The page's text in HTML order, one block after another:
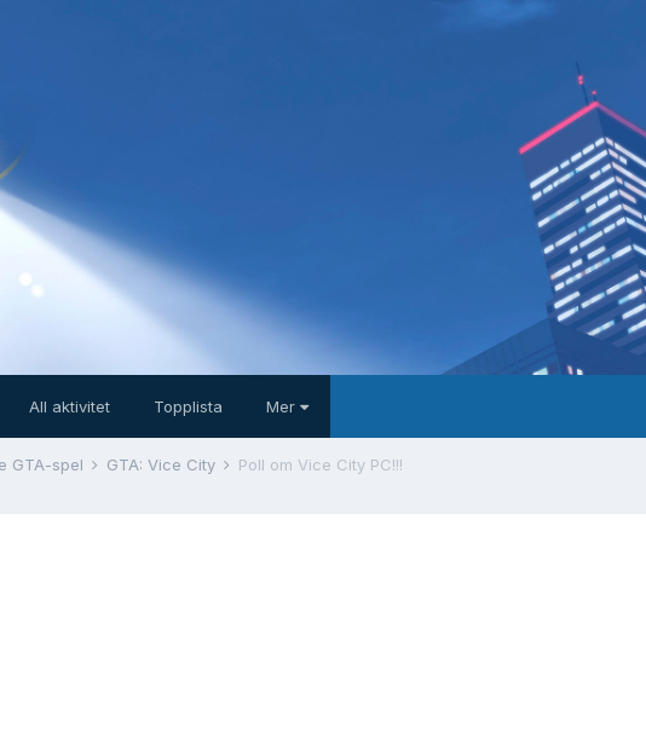
All aktivitet Topplista Mer
GTA-spel GTA: Vice City Poll om Vice City PC!!!